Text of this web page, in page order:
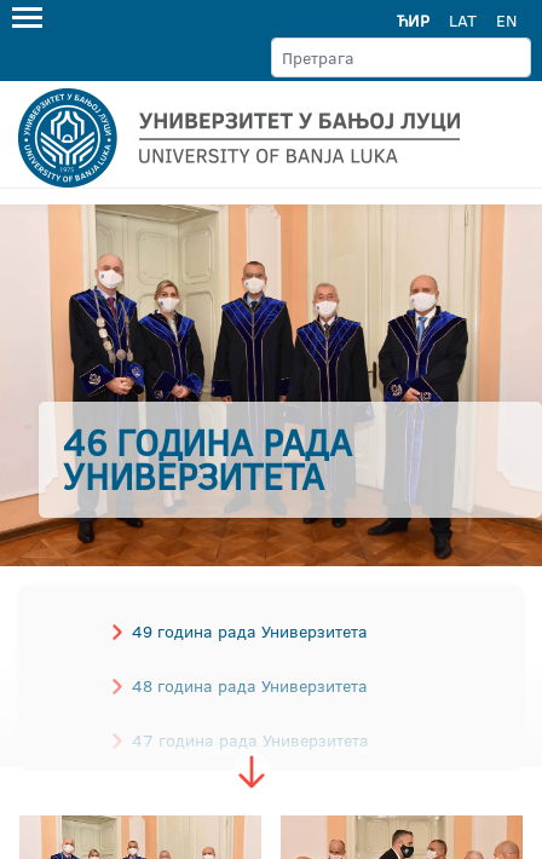
ЋИР LAT EN
46 ГОДИНА РАДА
УНИВЕРЗИТЕТА
49 година рада Универзитета
48 година рада Универзитета
47 година рада Универзитета